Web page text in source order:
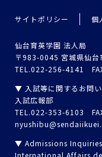
サイトポリシー 個
仙台育英学園 法人局
〒983-0045 宮城県仙台
TEL.022-256-4141
▼ 入試等に関するお問
入試広報部
TEL.022-353-6103
▼ Admissions Inquiries